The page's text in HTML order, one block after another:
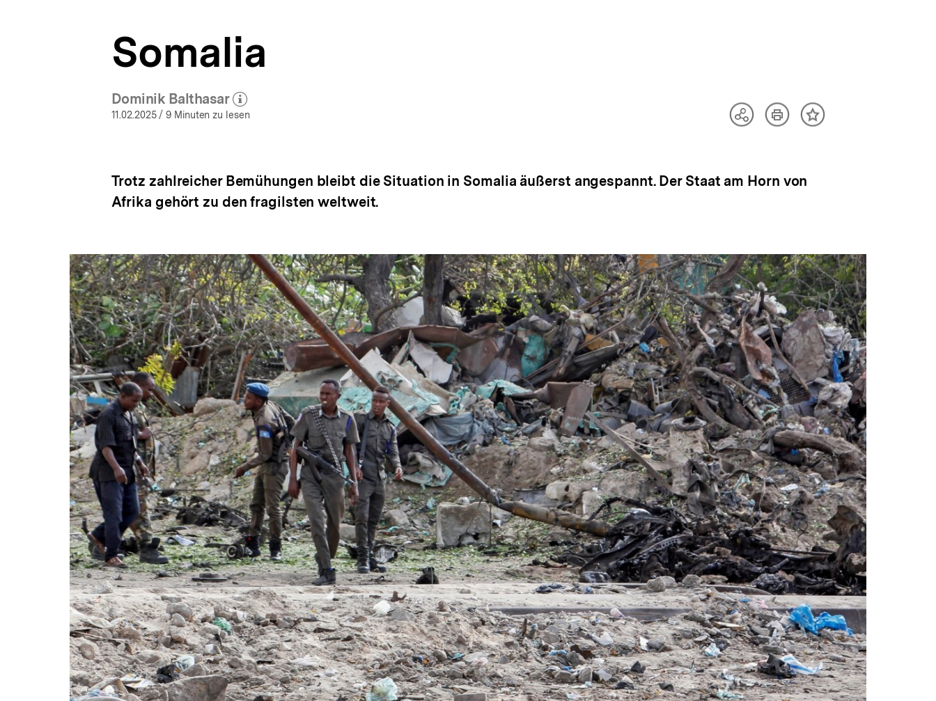
Somalia
Dominik Balthasar
(Mehr zum Autor)
öffnen
11.02.2025/ 9 Minuten zu lesen
TeilenArtikelInhalt
Trotz zahlreicher Bemühungen bleibt die Situation in Somalia äußerst angespannt. Der Staat am Horn von
Afrika gehört zu den fragilsten weltweit.